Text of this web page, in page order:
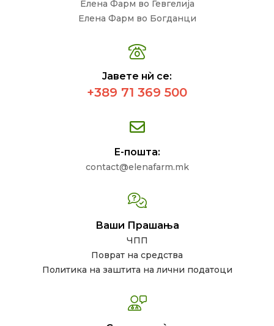
Елена Фарм во Гевгелија
Елена Фарм во Богданци
Јавете нѝ се:
+389 71 369 500
Е-пошта:
contact@elenafarm.mk
Ваши Прашања
ЧПП
Поврат на средства
Политика на заштита на лични податоци